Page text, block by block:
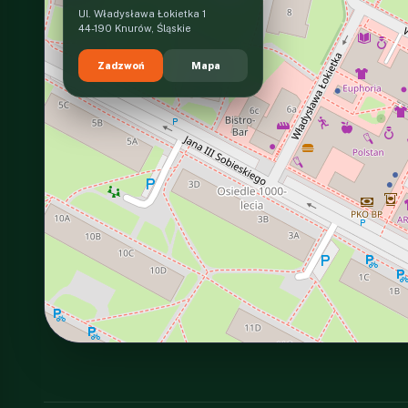
Ul. Władysława Łokietka 1
44-190 Knurów, Śląskie
Zadzwoń Mapa